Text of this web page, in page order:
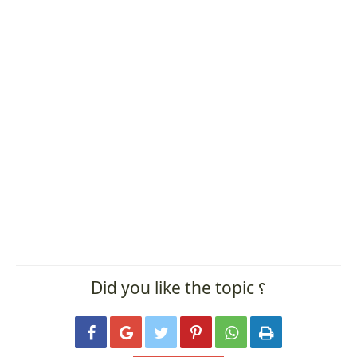
Did you like the topic ؟
     